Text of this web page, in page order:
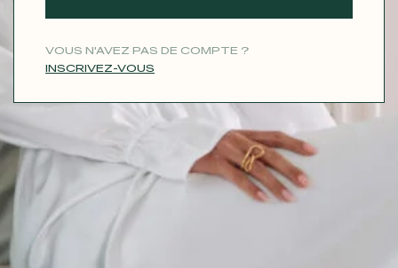
VOUS N'AVEZ PAS DE COMPTE ?
INSCRIVEZ-VOUS